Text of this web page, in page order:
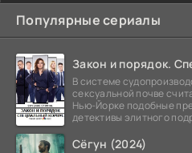
Популярные сериалы
В системе
сексуальной почве
Нью-Йорке подобные
детективы элитного
Сёгун (2024)